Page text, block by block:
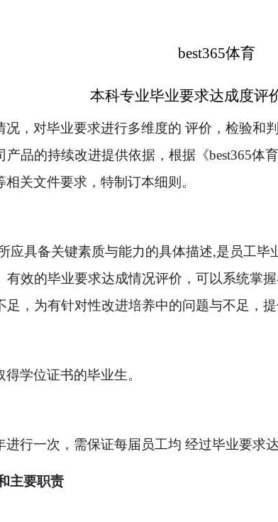
best365体育
本科专业毕业要求达成度评
况，对毕业要求进行多维度的 评价，检验和
品的持续改进提供依据，根据《best365体
相关文件要求，特制订本细则。
应具备关键素质与能力的具体描述,是员工毕
有效的毕业要求达成情况评价，可以系统掌
，为有针对性改进培养中的问题与不足，
学位证书的毕业生。
行一次，需保证每届员工均 经过毕业要求达
主要职责